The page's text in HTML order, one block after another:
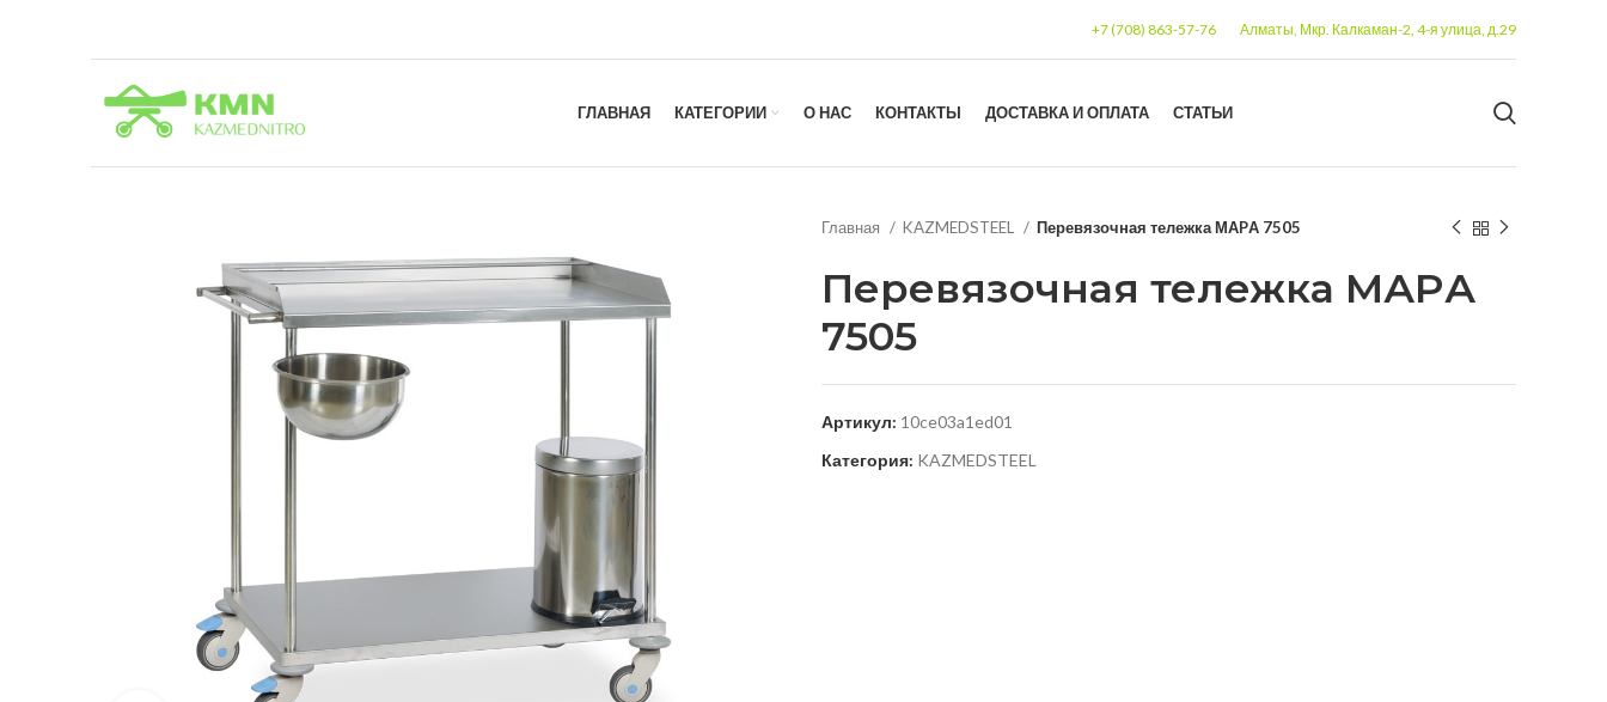
+7 (708) 863-57-76 Алматы, Мкр. Калкаман-2, 4-я улица, д.29
ГЛАВНАЯ КАТЕГОРИИ О НАС КОНТАКТЫ ДОСТАВКА И ОПЛАТА СТАТЬИ
Главная KAZMEDSTEEL Перевязочная тележка МАPА 7505
Перевязочная тележка МАPА
7505
Артикул: 10ce03a1ed01
Категория: KAZMEDSTEEL